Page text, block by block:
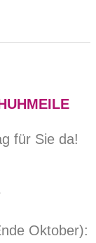
für Sie da!
Oktober):